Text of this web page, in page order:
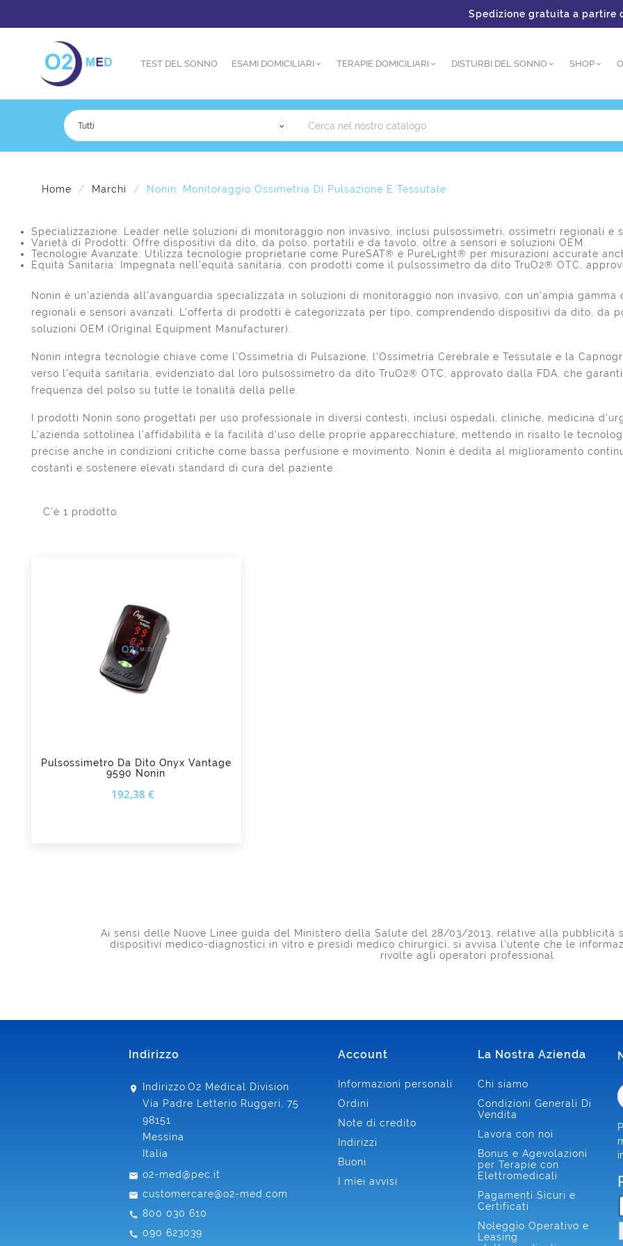
Spedizione gratuita a partire
TEST DEL SONNO ESAMI DOMICILIARI TERAPIE DOMICILIARI DISTURBI DEL SONNO SHOP
Home Marchi Nonin: Monitoraggio Ossimetria Di Pulsazione E Tessutale
Specializzazione: Leader nelle soluzioni di monitoraggio non invasivo, inclusi pulsossimetri, ossimetri regionali e
Varietà di Prodotti: Offre dispositivi da dito, da polso, portatili e da tavolo, oltre a sensori e soluzioni OEM.
Tecnologie Avanzate: Utilizza tecnologie proprietarie come PureSAT® e PureLight® per misurazioni accurate
Equità Sanitaria: Impegnata nell'equità sanitaria, con prodotti come il pulsossimetro da dito TruO2® OTC,
Nonin è un'azienda all'avanguardia specializzata in soluzioni di monitoraggio non invasivo, con un'ampia
regionali e sensori avanzati. L'offerta di prodotti è categorizzata per tipo, comprendendo dispositivi da dito, da
soluzioni OEM (Original Equipment Manufacturer).
Nonin integra tecnologie chiave come l'Ossimetria di Pulsazione, l'Ossimetria Cerebrale e Tessutale e la
verso l'equità sanitaria, evidenziato dal loro pulsossimetro da dito TruO2® OTC, approvato dalla FDA, che
frequenza del polso su tutte le tonalità della pelle.
I prodotti Nonin sono progettati per uso professionale in diversi contesti, inclusi ospedali, cliniche, medicina
L'azienda sottolinea l'affidabilità e la facilità d'uso delle proprie apparecchiature, mettendo in risalto le
precise anche in condizioni critiche come bassa perfusione e movimento. Nonin è dedita al miglioramento
costanti e sostenere elevati standard di cura del paziente.
C'è 1 prodotto.
Pulsossimetro Da Dito Onyx Vantage
9590 Nonin
192,38 €
Ai sensi delle Nuove Linee guida del Ministero della Salute del 28/03/2013, relative alla pubblicità
dispositivi medico-diagnostici in vitro e presidi medico chirurgici, si avvisa l'utente che le
rivolte agli operatori professional
Indirizzo
Indirizzo O2 Medical Division
Via Padre Letterio Ruggeri, 75
98151
Messina
Italia
o2-med@pec.it
customercare@o2-med.com
800 030 610
090 623039
Account
Informazioni personali
Ordini
Note di credito
Indirizzi
Buoni
I miei avvisi
La Nostra Azienda
Chi siamo
Condizioni Generali Di
Vendita
Lavora con noi
Bonus e Agevolazioni
per Terapie con
Elettromedicali
Pagamenti Sicuri e
Certificati
Noleggio Operativo e
Leasing